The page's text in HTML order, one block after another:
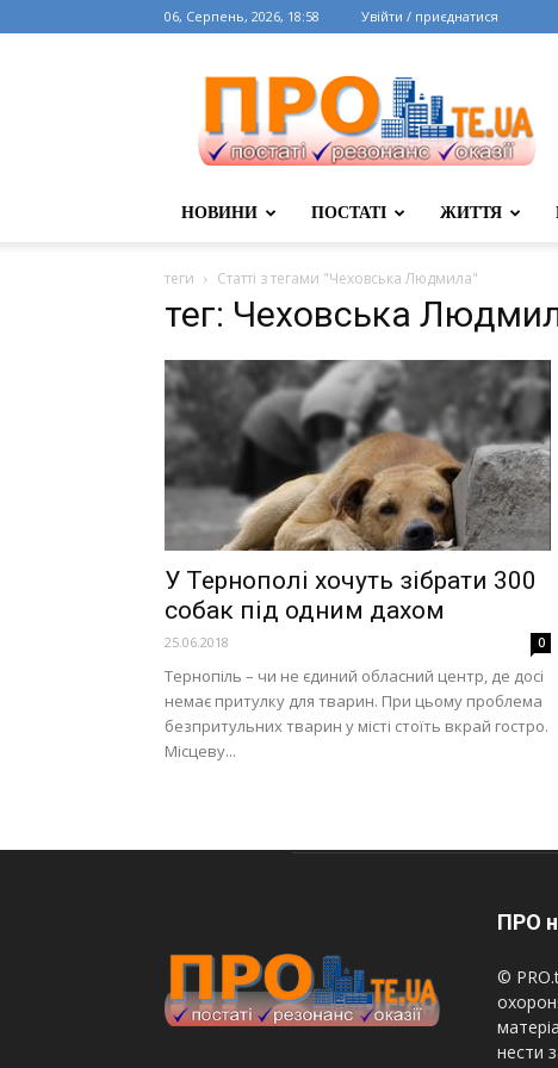
06, Серпень, 2026, 18:58 Увійти / приєднатися
НОВИНИ ПОСТАТІ ЖИТТЯ
теги Статті з тегами "Чеховська Людмила"
тег: Чеховська
У Тернополі хочуть зібрати 300
собак під одним дахом
25.06.2018 0
Тернопіль – чи не єдиний обласний центр, де досі
немає притулку для тварин. При цьому проблема
безпритульних тварин у місті стоїть вкрай гостро.
Місцеву...
ПРО
©
нести